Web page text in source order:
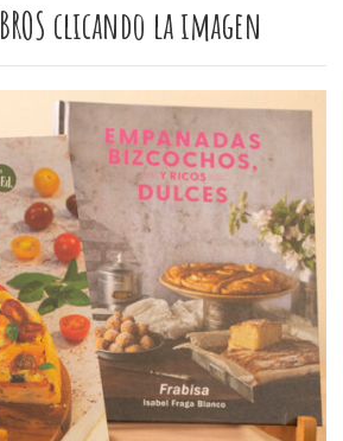
clicando la imagen